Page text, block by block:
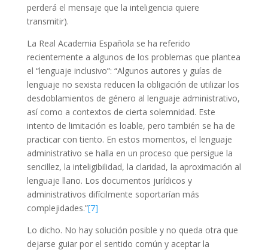
perderá el mensaje que la inteligencia quiere
transmitir).
La Real Academia Española se ha referido
recientemente a algunos de los problemas que plantea
el “lenguaje inclusivo”: “Algunos autores y guías de
lenguaje no sexista reducen la obligación de utilizar los
desdoblamientos de género al lenguaje administrativo,
así como a contextos de cierta solemnidad. Este
intento de limitación es loable, pero también se ha de
practicar con tiento. En estos momentos, el lenguaje
administrativo se halla en un proceso que persigue la
sencillez, la inteligibilidad, la claridad, la aproximación al
lenguaje llano. Los documentos jurídicos y
administrativos difícilmente soportarían más
complejidades.”[7]
Lo dicho. No hay solución posible y no queda otra que
dejarse guiar por el sentido común y aceptar la